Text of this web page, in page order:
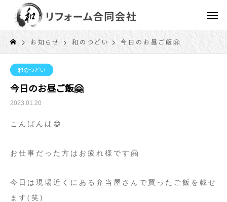
お知らせ 和のつどい 今日のお昼ご飯🤗
和のつどい
今日のお昼ご飯🤗
2023.01.20
こんばんは😁
お仕事だった方はお疲れ様です🤗
今日は現場近くにある弁当屋さんで買ったご飯を載せ
ます(笑)